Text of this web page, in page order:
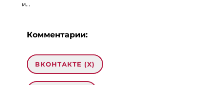
и...
Комментарии:
ВКОНТАКТЕ (X)